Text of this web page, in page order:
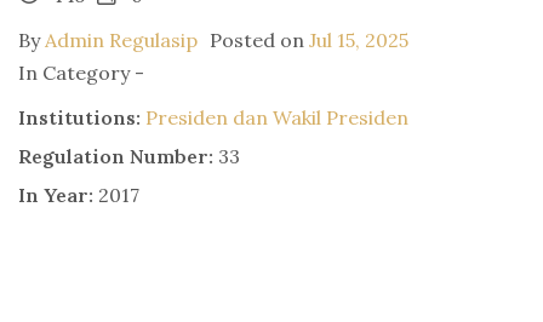
ByAdmin Regulasip Posted on Jul 15, 2025
In Category -
Institutions: Presiden dan Wakil Presiden
Regulation Number: 33
In Year: 2017